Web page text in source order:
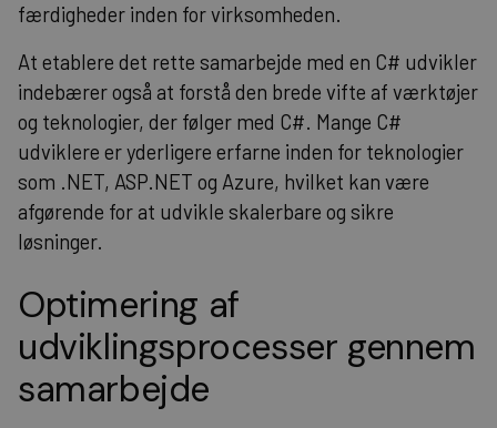
færdigheder inden for virksomheden.
At etablere det rette samarbejde med en C# udvikler
indebærer også at forstå den brede vifte af værktøjer
og teknologier, der følger med C#. Mange C#
udviklere er yderligere erfarne inden for teknologier
som .NET, ASP.NET og Azure, hvilket kan være
afgørende for at udvikle skalerbare og sikre
løsninger.
Optimering af
udviklingsprocesser gennem
samarbejde